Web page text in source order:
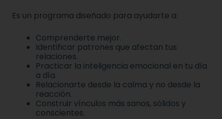
Es un programa diseñado para ayudarte a:
Comprenderte mejor.
Identificar patrones que afectan tus
relaciones.
Practicar la inteligencia emocional en tu día
a día.
Relacionarte desde la calma y no desde la
reacción.
Construir vínculos más sanos, sólidos y
conscientes.